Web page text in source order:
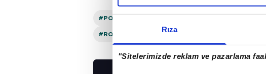
Rıza
"Sitelerimizde reklam ve pazarlama
#POLONYA
#ROBERT LEWANDOWSKI